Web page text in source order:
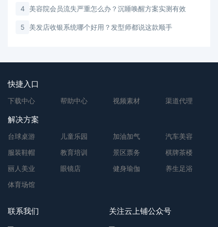
4 美容院会员流失严重怎么办？沉睡唤醒方案实测有效
5 美发店收银系统哪个好用？发型师都说这款顺手
快捷入口
下载中心 帮助中心 视频素材 渠道代理
解决方案
台球桌游 儿童乐园 加油加气
汽车美容
服装鞋帽
教育培训 景区票务
棋牌茶楼
丽人美业
眼镜店 健身瑜伽
养生足浴
体育场馆
联系我们 关注云上铺公众号